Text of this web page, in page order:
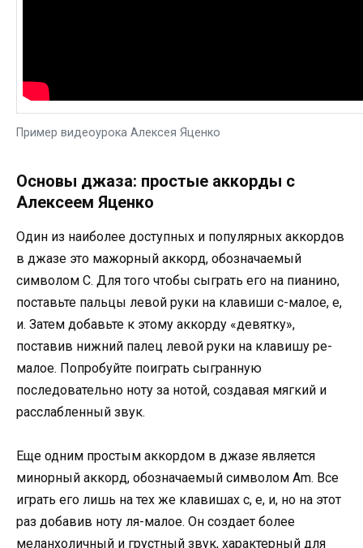
Пример видеоурока Алексея Яценко
Основы джаза: простые аккорды с
Алексеем Яценко
Один из наиболее доступных и популярных аккордов
в джазе это мажорный аккорд, обозначаемый
символом C. Для того чтобы сыграть его на пианино,
поставьте пальцы левой руки на клавиши с-малое, е,
и. Затем добавьте к этому аккорду «девятку»,
поставив нижний палец левой руки на клавишу ре-
малое. Попробуйте поиграть сыгранную
последовательно ноту за нотой, создавая мягкий и
расслабленный звук.
Еще одним простым аккордом в джазе является
минорный аккорд, обозначаемый символом Am. Все
играть его лишь на тех же клавишах с, е, и, но на этот
раз добавив ноту ля-малое. Он создает более
меланхоличный и грустный звук, характерный для